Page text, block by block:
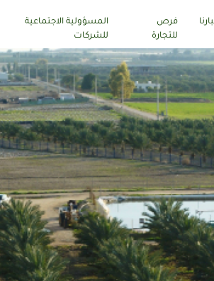
فرص
للتجارة
المسؤولية الاجتماعية
للشركات